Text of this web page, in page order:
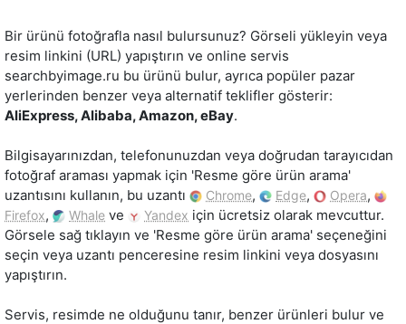
Bir ürünü fotoğrafla nasıl bulursunuz? Görseli yükleyin veya
resim linkini (URL) yapıştırın ve online servis
searchbyimage.ru bu ürünü bulur, ayrıca popüler pazar
yerlerinden benzer veya alternatif teklifler gösterir:
AliExpress, Alibaba, Amazon, eBay.
Bilgisayarınızdan, telefonunuzdan veya doğrudan tarayıcıdan
fotoğraf araması yapmak için 'Resme göre ürün arama'
uzantısını kullanın, bu uzantı
Chrome, Edge, Opera,
Firefox, Whale ve Yandex için ücretsiz olarak mevcuttur.
Görsele sağ tıklayın ve 'Resme göre ürün arama' seçeneğini
seçin veya uzantı penceresine resim linkini veya dosyasını
yapıştırın.
Servis, resimde ne olduğunu tanır, benzer ürünleri bulur ve